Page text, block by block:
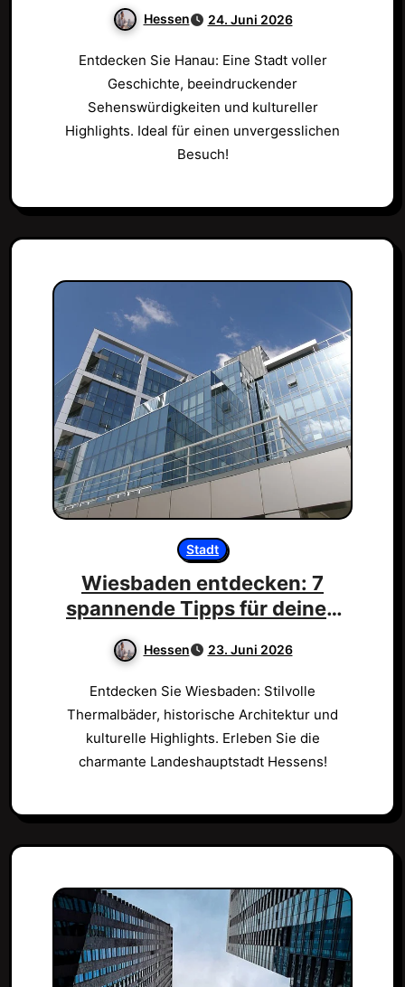
Hessen 24. Juni 2026
Entdecken Sie Hanau: Eine Stadt voller
Geschichte, beeindruckender
Sehenswürdigkeiten und kultureller
Highlights. Ideal für einen unvergesslichen
Besuch!
Stadt
Wiesbaden entdecken: 7
spannende Tipps für deinen
Hessen 23. Juni 2026
Entdecken Sie Wiesbaden: Stilvolle
Thermalbäder, historische Architektur und
kulturelle Highlights. Erleben Sie die
charmante Landeshauptstadt Hessens!